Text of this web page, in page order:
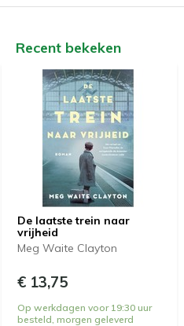
Recent bekeken
De laatste trein naar
vrijheid
Meg Waite Clayton
€ 13,75
Op werkdagen voor 19:30 uur
besteld, morgen geleverd